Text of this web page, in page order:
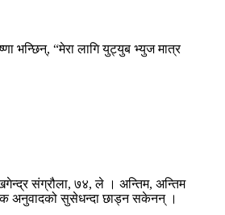
भन्छिन्, “मेरा लागि युट्युब भ्युज मात्र
संग्रौला, ७४, ले । अन्तिम, अन्तिम
अनुवादको सुसेधन्दा छाड्न सकेनन् ।